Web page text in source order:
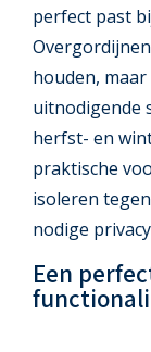
perfect past
houden,
uitnodigende
herfst- en
praktische
isoleren
nodige
Een